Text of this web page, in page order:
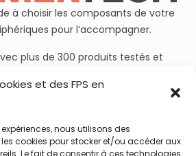
et des FPS en
nous utilisons des
cookies pour stocker et/ou accéder aux
Le fait de consentir à ces technologies
à choisir les composants de votre
pour l’accompagner.
plus de 300 produits testés et
de 50 000 abonnés sur
YouTube